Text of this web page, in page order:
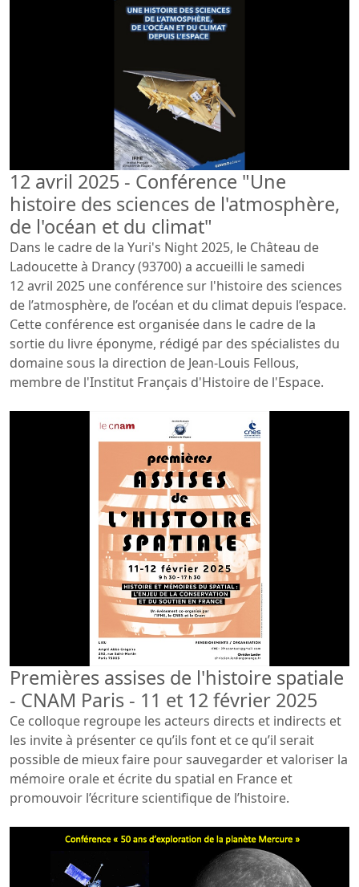
12 avril 2025 - Conférence "Une
histoire des sciences de l'atmosphère,
de l'océan et du climat"
Dans le cadre de la Yuri's Night 2025, le Château de
Ladoucette à Drancy (93700) a accueilli le samedi
12 avril 2025 une conférence sur l'histoire des sciences
de l’atmosphère, de l’océan et du climat depuis l’espace.
Cette conférence est organisée dans le cadre de la
sortie du livre éponyme, rédigé par des spécialistes du
domaine sous la direction de Jean-Louis Fellous,
membre de l'Institut Français d'Histoire de l'Espace.
Premières assises de l'histoire spatiale
- CNAM Paris - 11 et 12 février 2025
Ce colloque regroupe les acteurs directs et indirects et
les invite à présenter ce qu’ils font et ce qu’il serait
possible de mieux faire pour sauvegarder et valoriser la
mémoire orale et écrite du spatial en France et
promouvoir l’écriture scientifique de l’histoire.